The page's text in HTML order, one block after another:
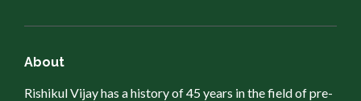
About
Rishikul Vijay has a history of 45 years in the field of pre-